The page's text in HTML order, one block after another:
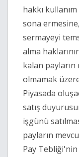
hakkı
sona
sermayeyi
alma
kalan
olmamak
Piyasada
satış
işgünü
payların
Pay Tebliği'nin